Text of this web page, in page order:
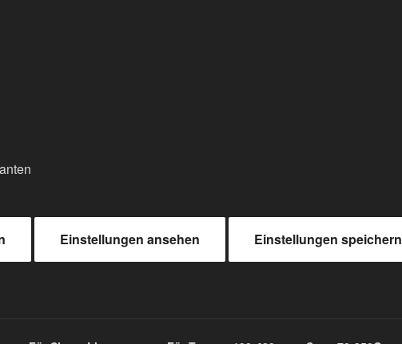
Einstellungen ansehen Einstellungen speichern